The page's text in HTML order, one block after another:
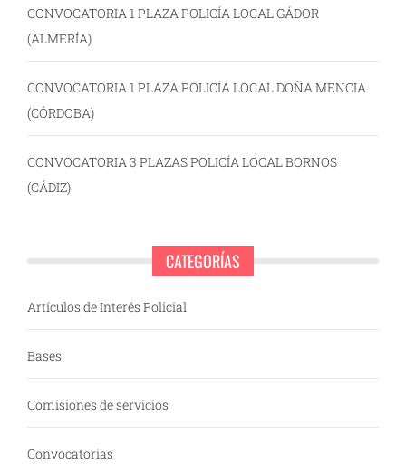
CONVOCATORIA 1 PLAZA POLICÍA LOCAL GÁDOR
(ALMERÍA)
CONVOCATORIA 1 PLAZA POLICÍA LOCAL DOÑA MENCIA
(CÓRDOBA)
CONVOCATORIA 3 PLAZAS POLICÍA LOCAL BORNOS
(CÁDIZ)
CATEGORÍAS
Artículos de Interés Policial
Bases
Comisiones de servicios
Convocatorias